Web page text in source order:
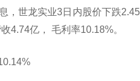
，世龙实业3日内股价下跌
4.74亿， 毛利率10.18%。